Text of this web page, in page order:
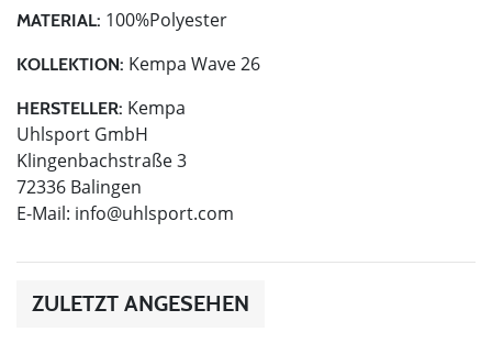
MATERIAL: 100%Polyester
KOLLEKTION: Kempa Wave 26
HERSTELLER: Kempa
Uhlsport GmbH
Klingenbachstraße 3
72336 Balingen
E-Mail: info@uhlsport.com
ZULETZT ANGESEHEN